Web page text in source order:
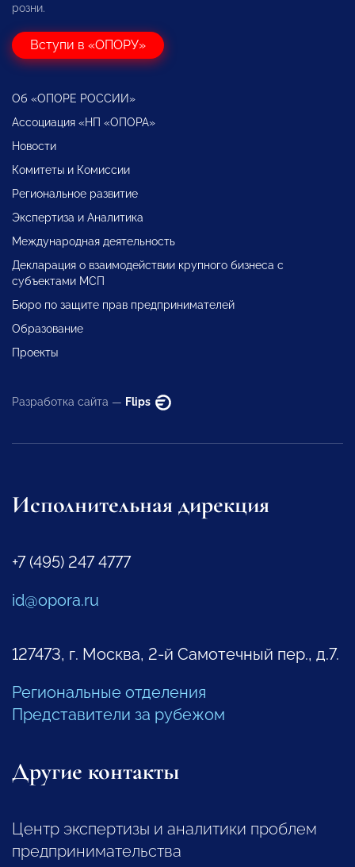
розни.
Вступи в «ОПОРУ»
Об «ОПОРЕ РОССИИ»
Ассоциация «НП «ОПОРА»
Новости
Комитеты и Комиссии
Региональное развитие
Экспертиза и Аналитика
Международная деятельность
Декларация о взаимодействии крупного бизнеса с
субъектами МСП
Бюро по защите прав предпринимателей
Образование
Проекты
Разработка сайта — Flips
Исполнительная дирекция
+7 (495) 247 4777
id@opora.ru
127473, г. Москва, 2-й Самотечный пер., д.7.
Региональные отделения
Представители за рубежом
Другие контакты
Центр экспертизы и аналитики проблем
предпринимательства